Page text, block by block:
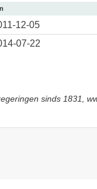
12-05
07-22
sinds 1831,